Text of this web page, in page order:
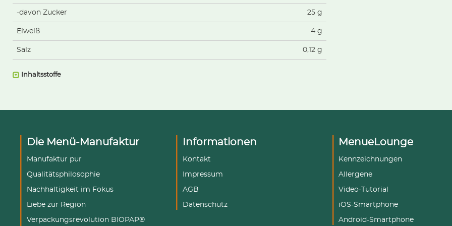
-davon Zucker 25 g
Eiweiß 4 g
Salz 0,12 g
Inhaltsstoffe
Die Menü-Manufaktur
Manufaktur pur
Qualitätsphilosophie
Nachhaltigkeit im Fokus
Liebe zur Region
Verpackungsrevolution BIOPAP®
Informationen
Kontakt
Impressum
AGB
Datenschutz
MenueLounge
Kennzeichnungen
Allergene
Video-Tutorial
iOS-Smartphone
Android-Smartphone